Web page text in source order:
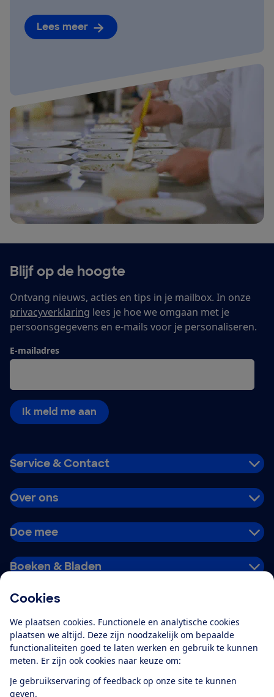
Cookies
We plaatsen cookies. Functionele en analytische cookies
plaatsen we altijd. Deze zijn noodzakelijk om bepaalde
functionaliteiten goed te laten werken en gebruik te kunnen
meten. Er zijn ook cookies naar keuze om:
Je gebruikservaring of feedback op onze site te kunnen
geven.
Lees meer
Blijf op de hoogte
Ontvang nieuws, acties en tips in je mailbox. In onze
privacyverklaring lees je hoe we omgaan met je
persoonsgegevens en e-mails voor je personaliseren.
E-mailadres
Ik meld me aan
Service & Contact
Over ons
Doe mee
Boeken & Bladen
Alles over de
app